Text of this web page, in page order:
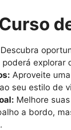
Descubra
Aproveite
seu estilo de
Melhore
a bordo,